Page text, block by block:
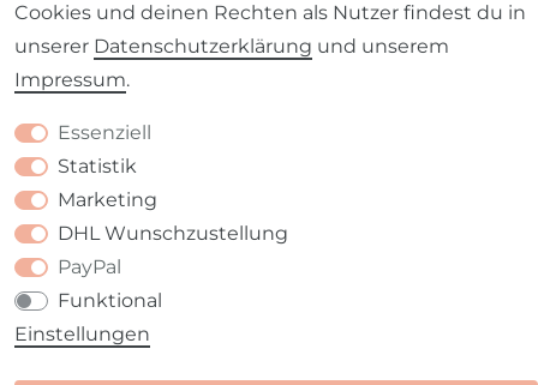
VERTRAG WIDERRUFEN
Cookies und deinen Rechten als Nutzer findest du in
unserer Daten­schutz­erklärung und unserem
Impressum.
Essenziell
Statistik
Marketing
DHL Wunschzustellung
PayPal
Funktional
Einstellungen